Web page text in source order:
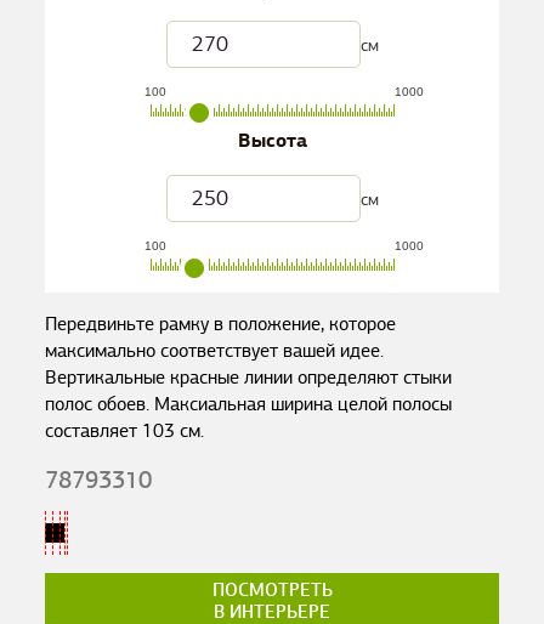
см
100 1000
Высота
см
100 1000
Передвиньте рамку в положение, которое
максимально соответствует вашей идее.
Вертикальные красные линии определяют стыки
полос обоев. Максиальная ширина целой полосы
составляет 103 см.
78793310
ПОСМОТРЕТЬ
В ИНТЕРЬЕРЕ